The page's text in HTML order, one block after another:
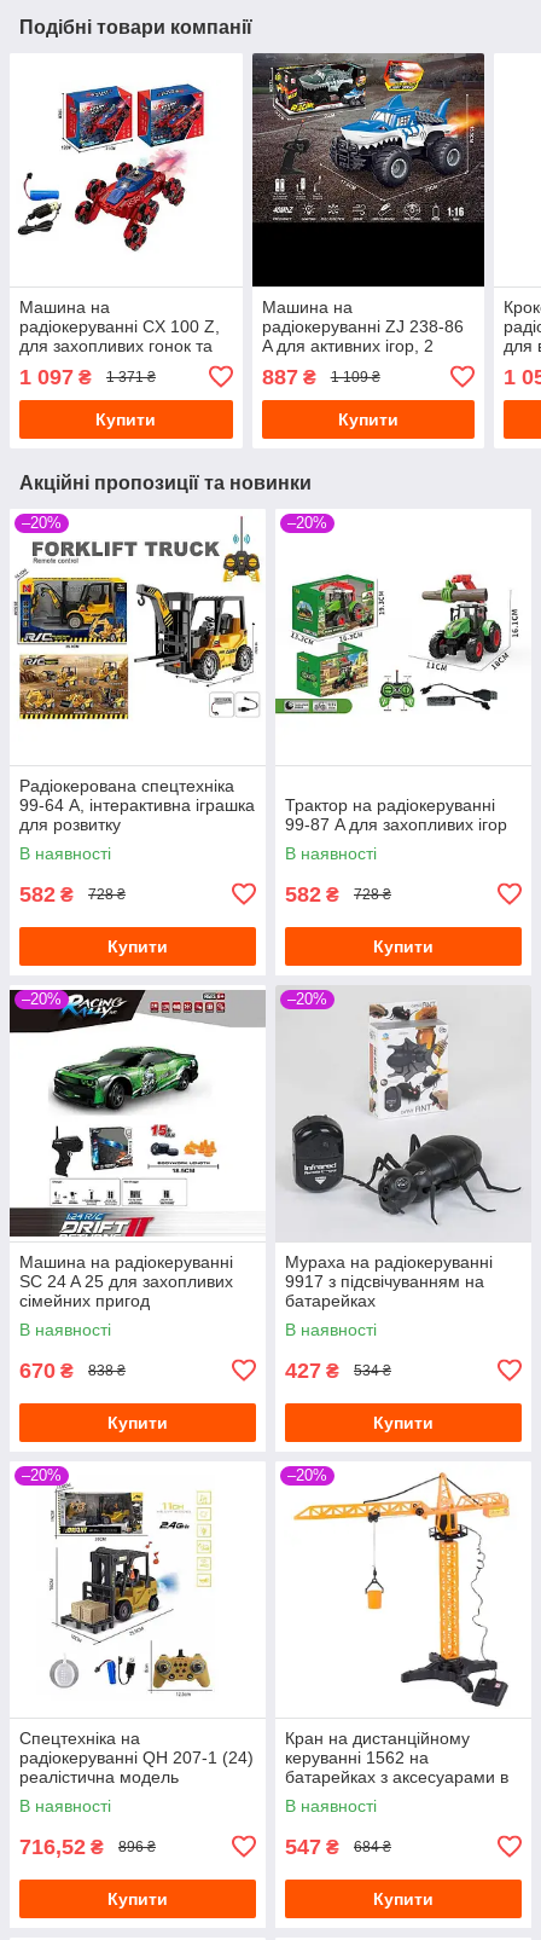
Подібні товари компанії
Машина на
радіокеруванні CX 100 Z,
для захопливих гонок та
1 097 ₴ 1 371 ₴
Купити
Машина на
радіокеруванні ZJ 238-86
A для активних ігор, 2
887₴ 1 109 ₴
Купити
для
1
Акційні пропозиції та новинки
–20%
Радіокерована спецтехніка
99-64 A, інтерактивна іграшка
для розвитку
В наявності
582 ₴ 728 ₴
Купити
–20%
Трактор на радіокеруванні
99-87 A для захопливих ігор
В наявності
582 ₴ 728 ₴
Купити
–20%
Машина на радіокеруванні
SC 24 A 25 для захопливих
сімейних пригод
В наявності
670 ₴ 838 ₴
Купити
–20%
Мураха на радіокеруванні
9917 з підсвічуванням на
батарейках
В наявності
427 ₴ 534 ₴
Купити
–20%
Спецтехніка на
радіокеруванні QH 207-1 (24)
реалістична модель
В наявності
716,52 ₴ 896 ₴
Купити
–20%
Кран на дистанційному
керуванні 1562 на
батарейках з аксесуарами в
коробці
В наявності
547 ₴ 684 ₴
Купити